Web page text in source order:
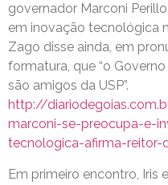
governador Marconi
em inovação tecnológica
Zago disse ainda, em
formatura, que “o
são amigos da USP”.
http://
marconi-se-preocupa-e-
tecnologica-afirma-reitor-
Em primeiro encontro, Iris